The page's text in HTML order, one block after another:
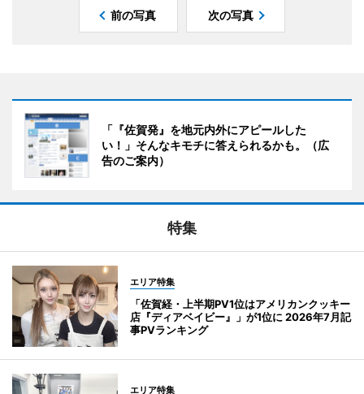
前の写真 次の写真
「『佐賀発』を地元内外にアピールした
い！」そんなキモチに答えられるかも。（広
告のご案内）
特集
エリア特集
「佐賀経・上半期PV1位はアメリカンクッキー
店『ディアベイビー』」が1位に 2026年7月記
事PVランキング
エリア特集